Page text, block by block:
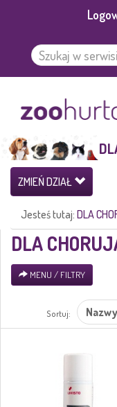
ZMIEŃ DZIAŁ
Jesteś tutaj: DLA
DLA
MENU / FILTRY
Sortuj: